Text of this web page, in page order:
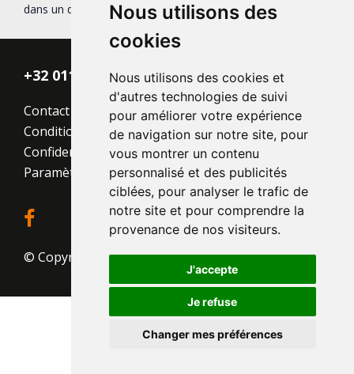
Nous utilisons des
cookies
Nous utilisons des cookies et
d'autres technologies de suivi
pour améliorer votre expérience
de navigation sur notre site, pour
vous montrer un contenu
personnalisé et des publicités
ciblées, pour analyser le trafic de
notre site et pour comprendre la
provenance de nos visiteurs.
J'accepte
Je refuse
Changer mes préférences
dans un délai de deux jours ouvrables.
+32 011 - 870 938
Contact
Conditions générales
Confidentialité
Paramètres des cookies
© Copyright 2026